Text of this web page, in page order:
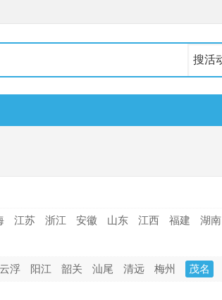
江苏 浙江 安徽 山东 江西 福建 湖南
云浮 阳江 韶关 汕尾 清远 梅州 茂名